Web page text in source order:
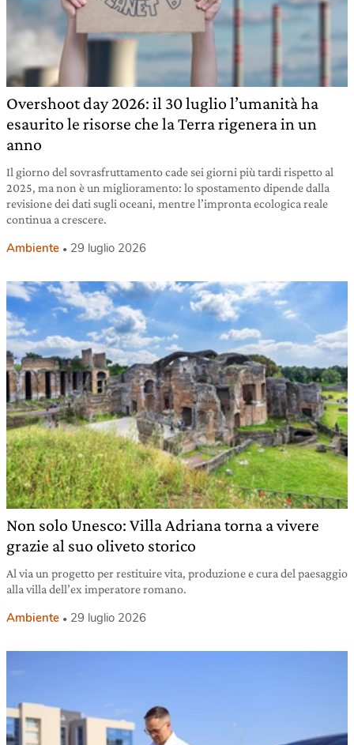
Overshoot day 2026: il 30 luglio l’umanità ha
esaurito le risorse che la Terra rigenera in un
anno
Il giorno del sovrasfruttamento cade sei giorni più tardi rispetto al
2025, ma non è un miglioramento: lo spostamento dipende dalla
revisione dei dati sugli oceani, mentre l’impronta ecologica reale
continua a crescere.
Ambiente 29 luglio 2026
Non solo Unesco: Villa Adriana torna a vivere
grazie al suo oliveto storico
Al via un progetto per restituire vita, produzione e cura del paesaggio
alla villa dell’ex imperatore romano.
Ambiente 29 luglio 2026